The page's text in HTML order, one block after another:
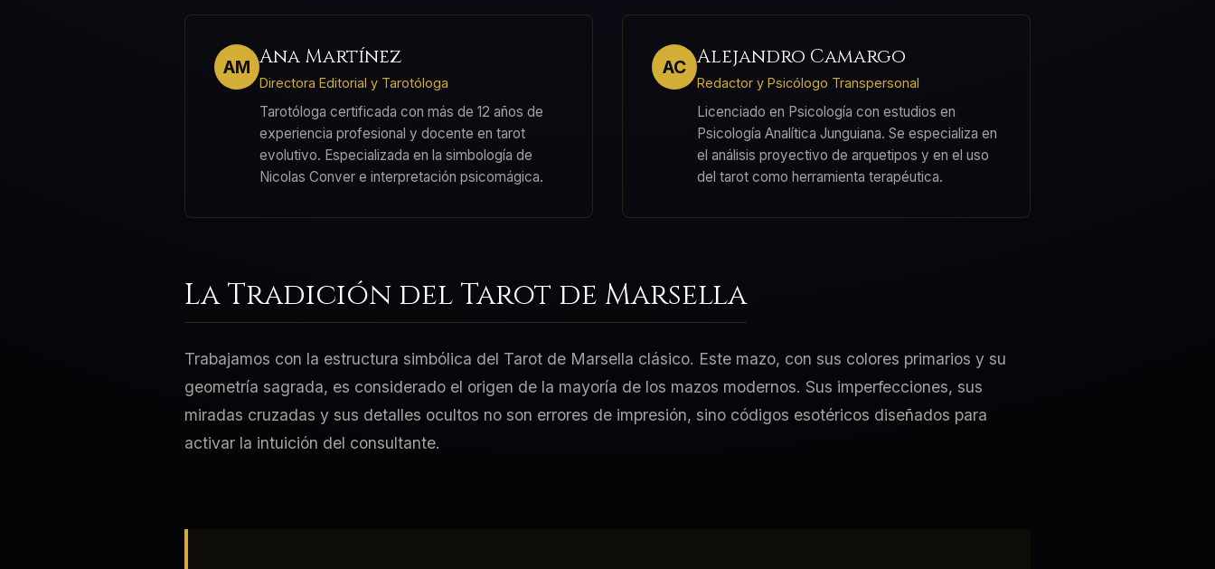
AM Ana Martínez
Directora Editorial y Tarotóloga
Tarotóloga certificada con más de 12 años de
experiencia profesional y docente en tarot
evolutivo. Especializada en la simbología de
Nicolas Conver e interpretación psicomágica.
AC Alejandro Camargo
Redactor y Psicólogo Transpersonal
Licenciado en Psicología con estudios en
Psicología Analítica Junguiana. Se especializa en
el análisis proyectivo de arquetipos y en el uso
del tarot como herramienta terapéutica.
La Tradición del Tarot de Marsella
Trabajamos con la estructura simbólica del Tarot de Marsella clásico. Este mazo, con sus colores primarios y su
geometría sagrada, es considerado el origen de la mayoría de los mazos modernos. Sus imperfecciones, sus
miradas cruzadas y sus detalles ocultos no son errores de impresión, sino códigos esotéricos diseñados para
activar la intuición del consultante.